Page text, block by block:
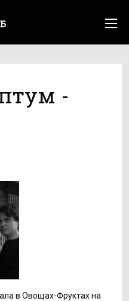
-
в Овощах-Фруктах на